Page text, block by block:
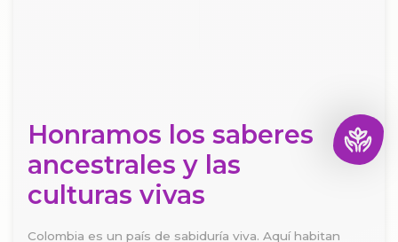
Honramos los saberes
ancestrales y las
culturas vivas
Colombia es un país de sabiduría viva. Aquí habitan